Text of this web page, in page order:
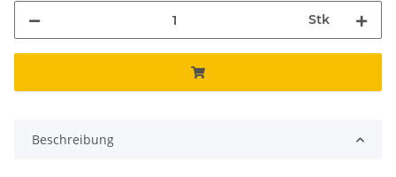
Stk
Beschreibung